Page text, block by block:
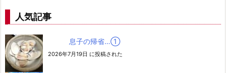
人気記事
息子の帰省…➀
2026年7月19日 に投稿された